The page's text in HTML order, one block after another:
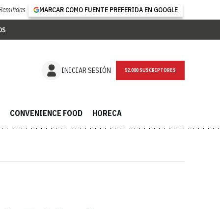
MARCAR COMO FUENTE PREFERIDA EN GOOGLE
INICIAR SESIÓN NEWSLETTER
CONVENIENCE FOOD HORECA